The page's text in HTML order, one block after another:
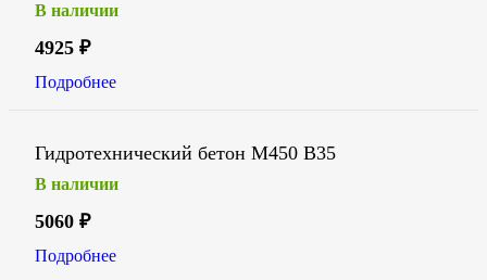
В наличии
4925 ₽
Подробнее
Гидротехнический бетон М450 В35
В наличии
5060 ₽
Подробнее